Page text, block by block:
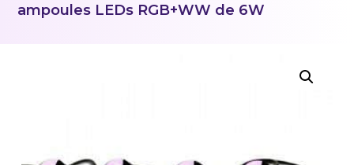
ampoules LEDs RGB+WW de 6W